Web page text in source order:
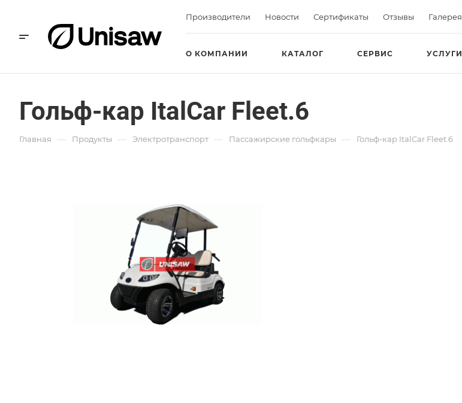
Производители Новости Сертификаты Отзывы Галерея
О КОМПАНИИ КАТАЛОГ СЕРВИС УСЛУГИ
Гольф-кар ItalCar Fleet.6
Главная — Продукты — Электротранспорт — Пассажирские гольфкары — Гольф-кар ItalCar Fleet.6